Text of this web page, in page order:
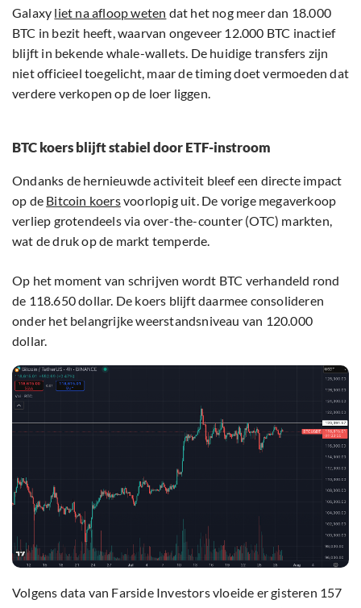
Galaxy liet na afloop weten dat het nog meer dan 18.000
BTC in bezit heeft, waarvan ongeveer 12.000 BTC inactief
blijft in bekende whale-wallets. De huidige transfers zijn
niet officieel toegelicht, maar de timing doet vermoeden dat
verdere verkopen op de loer liggen.
BTC koers blijft stabiel door ETF-instroom
Ondanks de hernieuwde activiteit bleef een directe impact
op de Bitcoin koersvoorlopig uit. De vorige megaverkoop
verliep grotendeels via over-the-counter (OTC) markten,
wat de druk op de markt temperde.
Op het moment van schrijven wordt BTC verhandeld rond
de 118.650 dollar. De koers blijft daarmee consolideren
onder het belangrijke weerstandsniveau van 120.000
dollar.
Volgens data van Farside Investors vloeide er gisteren 157